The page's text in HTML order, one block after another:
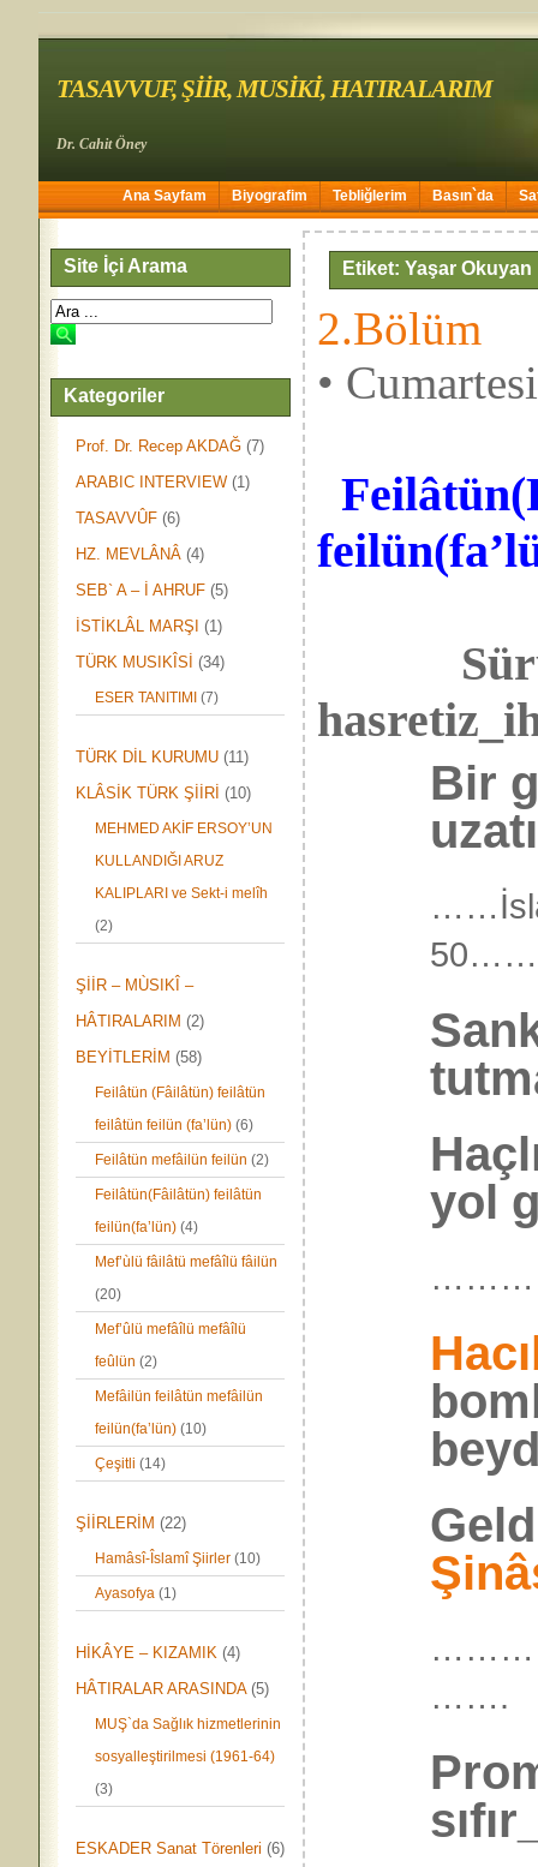
TASAVVUF, ŞİİR, MUSİKİ, HATIRALARIM
Dr. Cahit Öney
Ana Sayfam Biyografim Tebliğlerim Basın`da
Site İçi Arama
Kategoriler
Prof. Dr. Recep AKDAĞ (7)
ARABIC INTERVIEW (1)
TASAVVÛF (6)
HZ. MEVLÂNÂ (4)
SEB` A – İ AHRUF (5)
İSTİKLÂL MARŞI (1)
TÜRK MUSIKÎSİ (34)
ESER TANITIMI (7)
TÜRK DİL KURUMU (11)
KLÂSİK TÜRK ŞİİRİ (10)
MEHMED AKİF ERSOY’UN
KULLANDIĞI ARUZ
KALIPLARI ve Sekt-i melîh
(2)
ŞİİR – MÙSIKÎ –
HÂTIRALARIM (2)
BEYİTLERİM (58)
Feilâtün (Fâilâtün) feilâtün
feilâtün feilün (fa’lün) (6)
Feilâtün mefâilün feilün (2)
Feilâtün(Fâilâtün) feilâtün
feilün(fa’lün) (4)
Mef’ùlü fâilâtü mefâîlü fâilün
(20)
Mef’ûlü mefâîlü mefâîlü
feûlün (2)
Mefâilün feilâtün mefâilün
feilün(fa’lün) (10)
Çeşitli (14)
ŞİİRLERİM (22)
Hamâsî-Îslamî Şiirler (10)
Ayasofya (1)
HİKÂYE – KIZAMIK (4)
HÂTIRALAR ARASINDA(5)
MUŞ`da Sağlık hizmetlerinin
sosyalleştirilmesi (1961-64)
(3)
ESKADER Sanat Törenleri (6)
Etiket: Yaşar Okuyan
2.Bölüm
•
Feilâtün
feilün
Bir
yol
…….